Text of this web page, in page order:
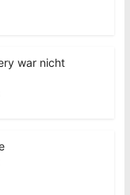
war nicht